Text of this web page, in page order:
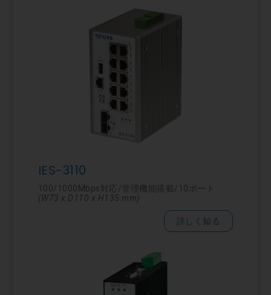
IES-3110
100/1000Mbps対応/管理機能搭載/10ポート
(W73 x D110 x H135 mm)
詳しく知る